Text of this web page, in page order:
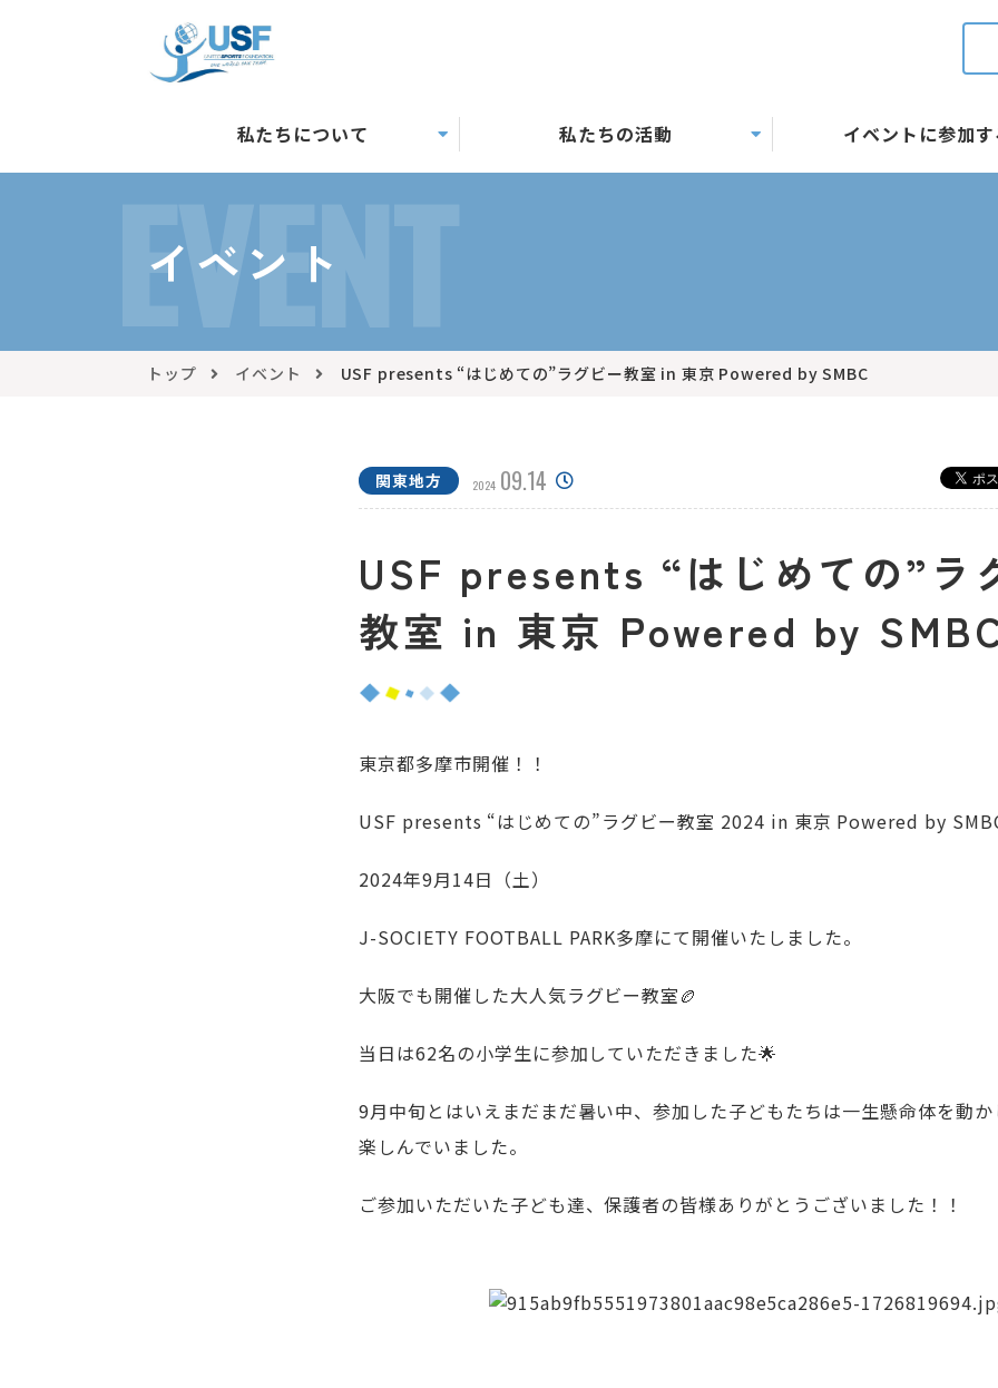
私たちについて 私たちの活動 イベントに参加す
EVENT
イベント
トップ イベント USF presents “はじめての”ラグビー教室 in 東京 Powered by SMBC
関東地方 2024 09.14
USF presents “はじめての”ラ
教室 in 東京 Powered by
東京都多摩市開催！！
USF presents “はじめての”ラグビー教室 2024 in 東京 Powered by
2024年9月14日（土）
J-SOCIETY FOOTBALL PARK多摩にて開催いたしました。
大阪でも開催した大人気ラグビー教室🏉
当日は62名の小学生に参加していただきました🌟
9月中旬とはいえまだまだ暑い中、参加した子どもたちは一生懸命体を動か
楽しんでいました。
ご参加いただいた子ども達、保護者の皆様ありがとうございました！！